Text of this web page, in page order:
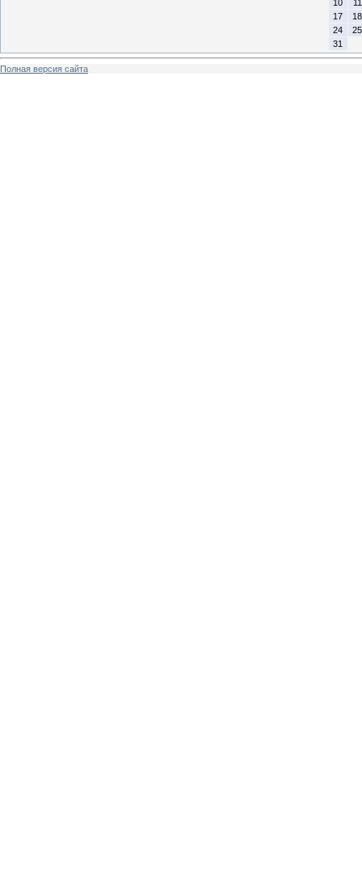
10
11
17
18
24
25
31
Полная версия сайта